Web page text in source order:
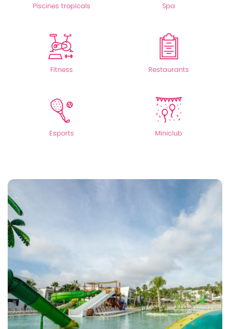
Piscines tropicals Spa
Fitness Restaurants
Esports Miniclub